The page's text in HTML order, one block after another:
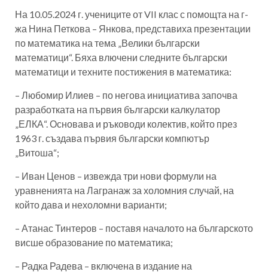
На 10.05.2024 г. учениците от VII клас с помощта на г-
жа Нина Петкова – Янкова, представиха презентации
по математика на тема „Велики български
математици“. Бяха влючени следните български
математици и техните постижения в математика:
– Любомир Илиев – по негова инициатива започва
разработката на първия български калкулатор
„ЕЛКА“. Основава и ръководи колектив, който през
1963 г. създава първия български компютър
„Витоша“;
– Иван Ценов – извежда три нови формули на
уравненията на Лагранаж за холомния случай, на
който дава и нехоломни варианти;
– Атанас Тинтеров – поставя началото на българското
висше образование по математика;
– Радка Радева – включена в издание на